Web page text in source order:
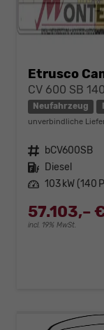
Etrusco
CV 600 SB
Neufahrzeug
unverbindliche
Fahrzeugnr. bCV600SB
Kraftstoff Diesel
Leistung 103 kW (140
57.103,–
incl. 19% MwSt.